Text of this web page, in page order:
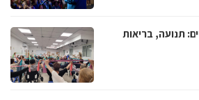
תנועה, בריאות